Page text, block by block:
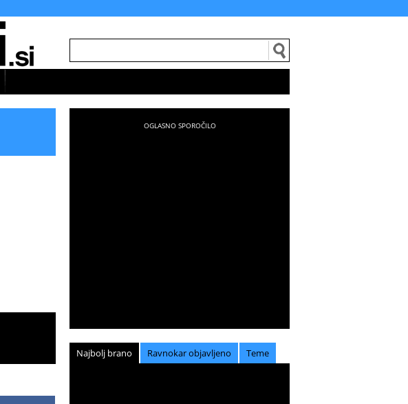
Najbolj brano Ravnokar objavljeno Teme